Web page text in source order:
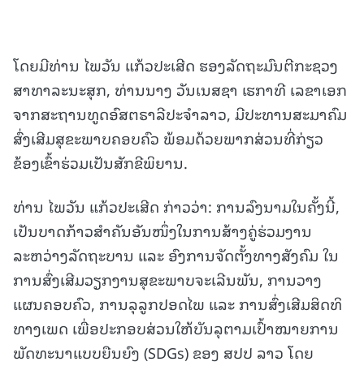
ໂດຍມີທ່ານ ໄພວັນ ແກ້ວປະເສີດ ຮອງລັດຖະມົນຕີກະຊວງ
ສາທາລະນະສຸກ, ທ່ານນາງ ວັນເນສຊາ ເຮກາທີ ເລຂາເອກ
ຈາກສະຖານທູດອົສຕຣາລີປະຈຳລາວ, ມີປະທານສະມາຄົມ
ສົ່ງເສີມສຸຂະພາບຄອບຄົວ ພ້ອມດ້ວຍພາກສ່ວນທີ່ກ່ຽວ
ຂ້ອງເຂົ້າຮ່ວມເປັນສັກຂີພິຍານ.
ທ່ານ ໄພວັນ ແກ້ວປະເສີດ ກ່າວວ່າ: ການລົງນາມໃນຄັ້ງນີ້,
ເປັນບາດກ້າວສຳຄັນອັນໜຶ່ງໃນການສ້າງຄູ່ຮ່ວມງານ
ລະຫວ່າງລັດຖະບານ ແລະ ອົງການຈັດຕັ້ງທາງສັງຄົມ ໃນ
ການສົ່ງເສີມວຽກງານສຸຂະພາບຈະເລີນພັນ, ການວາງ
ແຜນຄອບຄົວ, ການລຸລູກປອດໄພ ແລະ ການສົ່ງເສີມສິດທິ
ທາງເພດ ເພື່ອປະກອບສ່ວນໃຫ້ບັນລຸຕາມເປົ້າໝາຍການ
ພັດທະນາແບບຍືນຍົງ (SDGs) ຂອງ ສປປ ລາວ ໂດຍ